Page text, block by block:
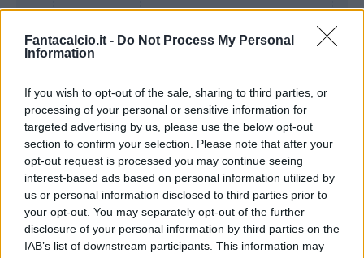
Fantacalcio.it - Do Not Process My Personal
Information
If you wish to opt-out of the sale, sharing to third parties, or
processing of your personal or sensitive information for
targeted advertising by us, please use the below opt-out
section to confirm your selection. Please note that after your
opt-out request is processed you may continue seeing
interest-based ads based on personal information utilized by
us or personal information disclosed to third parties prior to
your opt-out. You may separately opt-out of the further
disclosure of your personal information by third parties on the
IAB’s list of downstream participants. This information may
Bonus Malus
Presenze a
voto